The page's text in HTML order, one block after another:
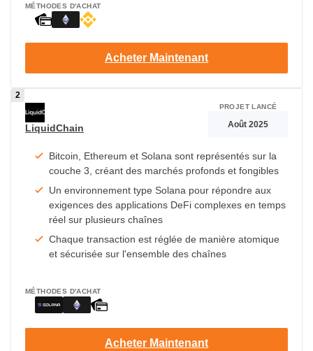
MÉTHODES D'ACHAT
Acheter Maintenant
LiquidChain
Bitcoin, Ethereum et Solana sont représentés sur la
couche 3, créant des marchés profonds et fongibles
Un environnement type Solana pour répondre aux
exigences des applications DeFi complexes en temps
réel sur plusieurs chaînes
Chaque transaction est réglée de manière atomique
et sécurisée sur l'ensemble des chaînes
PROJET LANCÉ
Août 2025
MÉTHODES D'ACHAT
Acheter Maintenant